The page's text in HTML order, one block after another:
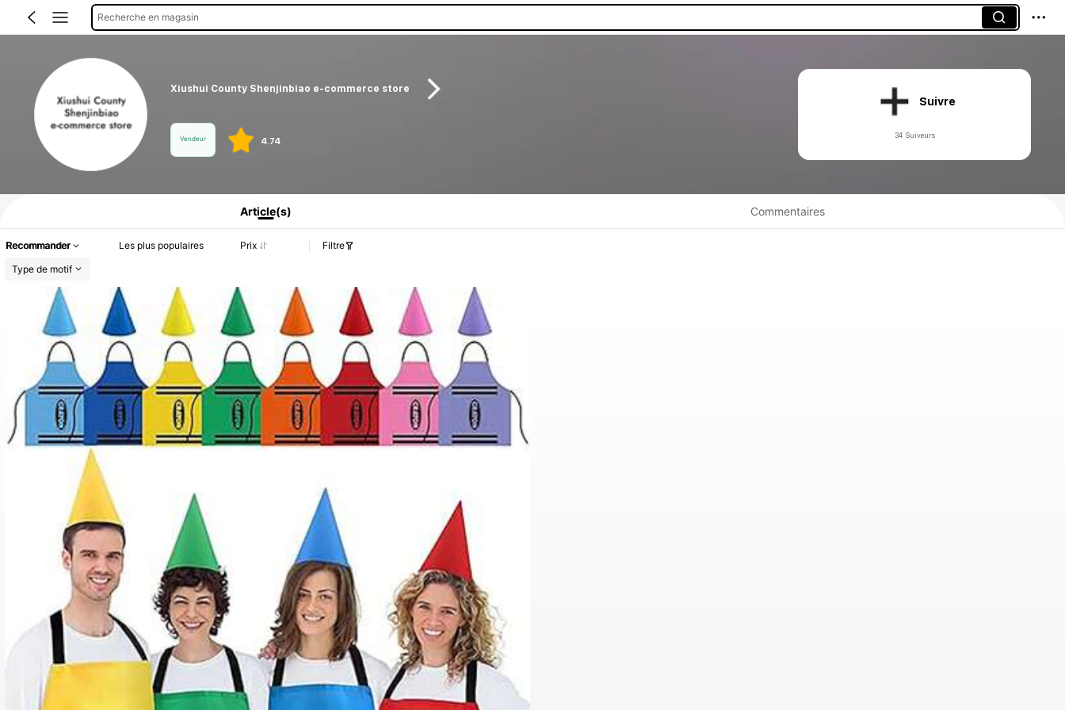
Recherche en magasin
Xiushui County Shenjinbiao e-commerce store
Vendeur 4.74
Suivre
34 Suiveurs
Informations produit : Divulgation des prix, détails sur les ventes et le stock.
Article(s) Commentaires
Recommander Les plus populaires Prix
Filtre
Type de motif